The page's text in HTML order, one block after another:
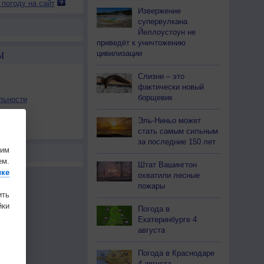
на сайт
Извержение
супервулкана
Йеллоустоун не
приведёт к уничтожению
цивилизации
Слизни – это
фактически новый
борщевик
Эль-Ниньо может
стать самым сильным
за последние 150 лет
Штат Вашингтон
охватили лесные
пожары
Погода в
Екатеринбурге 4
августа
Погода в Краснодаре